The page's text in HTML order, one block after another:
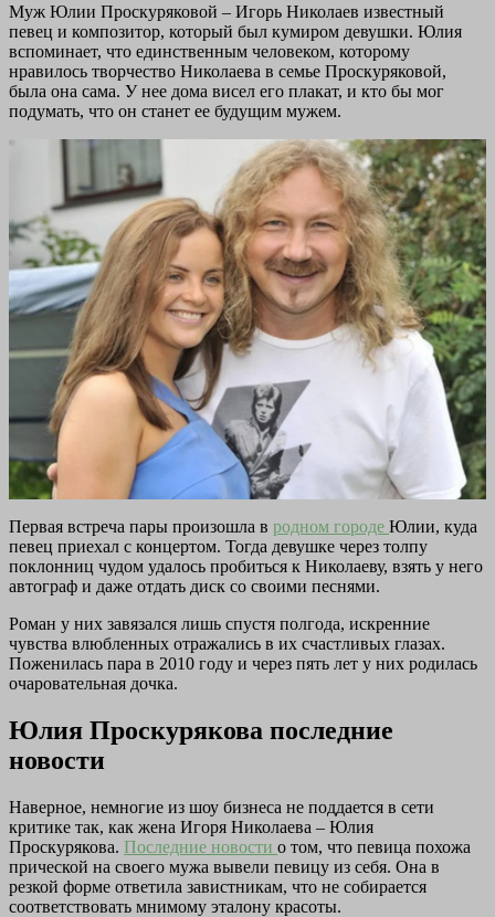
Муж Юлии Проскуряковой – Игорь Николаев известный
певец и композитор, который был кумиром девушки. Юлия
вспоминает, что единственным человеком, которому
нравилось творчество Николаева в семье Проскуряковой,
была она сама. У нее дома висел его плакат, и кто бы мог
подумать, что он станет ее будущим мужем.
Первая встреча пары произошла в родном городе Юлии, куда
певец приехал с концертом. Тогда девушке через толпу
поклонниц чудом удалось пробиться к Николаеву, взять у него
автограф и даже отдать диск со своими песнями.
Роман у них завязался лишь спустя полгода, искренние
чувства влюбленных отражались в их счастливых глазах.
Поженилась пара в 2010 году и через пять лет у них родилась
очаровательная дочка.
Юлия Проскурякова последние
новости
Наверное, немногие из шоу бизнеса не поддается в сети
критике так, как жена Игоря Николаева – Юлия
Проскурякова. Последние новости о том, что певица похожа
прической на своего мужа вывели певицу из себя. Она в
резкой форме ответила завистникам, что не собирается
соответствовать мнимому эталону красоты.